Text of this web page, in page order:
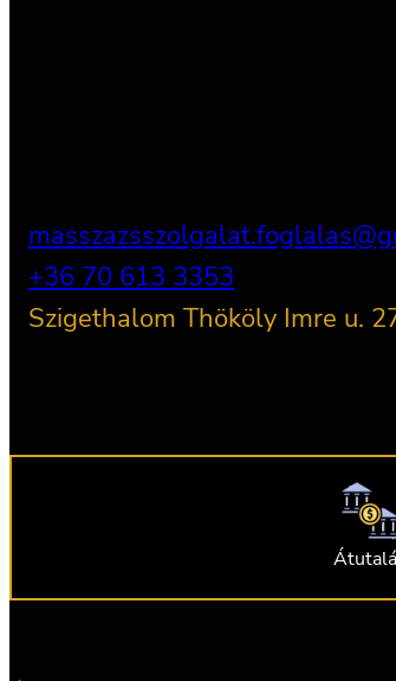
+36 70 613 3353
Szigethalom Thököly Imre u.